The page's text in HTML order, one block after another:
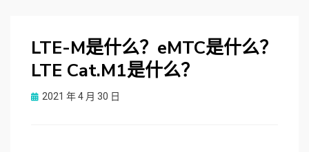
LTE-M是什么？eMTC是什么？
LTE Cat.M1是什么？
Posted
2021 年 4 月 30 日